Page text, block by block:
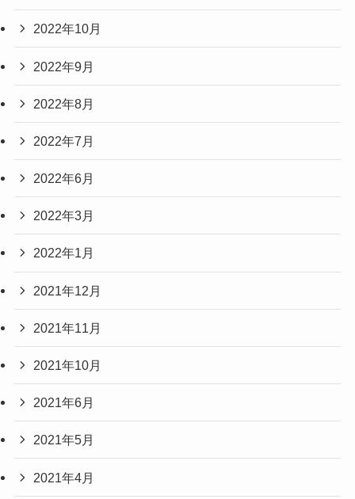
2022年10月
2022年9月
2022年8月
2022年7月
2022年6月
2022年3月
2022年1月
2021年12月
2021年11月
2021年10月
2021年6月
2021年5月
2021年4月